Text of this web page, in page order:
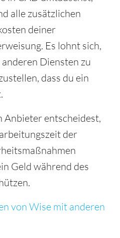
alle zusätzlichen
deiner
Es lohnt sich,
Diensten zu
dass du ein
Anbieter entscheidest,
der
Geld während des
von Wise mit anderen